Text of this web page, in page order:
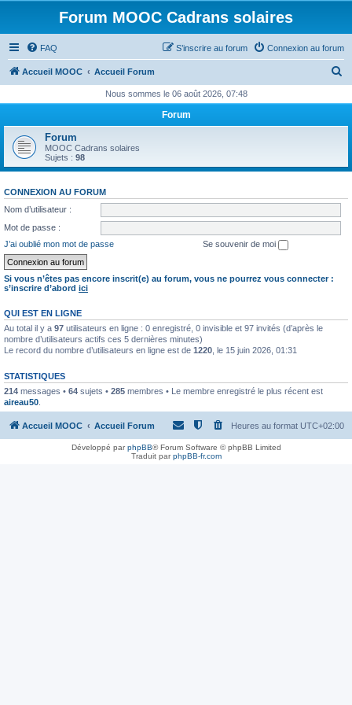
Forum MOOC Cadrans solaires
FAQ Connexion au forum
S’inscrire au forum
Accueil MOOC Accueil Forum
h
r
Nous sommes le 06 août 2026, 07:48
Forum
Forum
MOOC Cadrans solaires
Sujets : 98
CONNEXION AU FORUM
Nom d’utilisateur :
Mot de passe :
J’ai oublié mon mot de passe
Se souvenir de moi
Si vous n’êtes pas encore inscrit(e) au forum, vous ne pourrez vous connecter :
s’inscrire d’abord ici
QUI EST EN LIGNE
Au total il y a 97 utilisateurs en ligne : 0 enregistré, 0 invisible et 97 invités (d’après le
nombre d’utilisateurs actifs ces 5 dernières minutes)
Le record du nombre d’utilisateurs en ligne est de 1220 , le 15 juin 2026, 01:31
STATISTIQUES
214 messages • 64 sujets • 285 membres • Le membre enregistré le plus récent est
aireau50
Accueil MOOC Accueil Forum Heures au format UTC+02:00
Développé parphpBB® Forum Software © phpBB Limited
Traduit parphpBB-fr.com